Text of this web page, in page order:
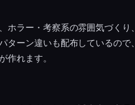
ラー・考察系の雰囲気づくり
ターン違いも配布しているの
作れます。